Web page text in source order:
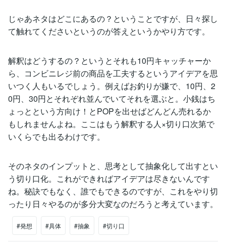
じゃあネタはどこにあるの？ということですが、日々探し
て触れてくださいというのが答えというかやり方です。
解釈はどうするの？というとそれも10円キャッチャーか
ら、コンビニレジ前の商品を工夫するというアイデアを思
いつく人もいるでしょう。例えばお釣りが嫌で、10円、2
0円、30円とそれぞれ並んでいてそれを選ぶと。小銭はち
ょっとという方向け！とPOPを出せばどんどん売れるか
もしれませんよね。ここはもう解釈する人×切り口次第で
いくらでも出るわけです。
そのネタのインプットと、思考として抽象化して出すとい
う切り口化。これができればアイデアは尽きないんです
ね。秘訣でもなく、誰でもできるのですが、これをやり切
ったり日々やるのが多分大変なのだろうと考えています。
#発想 #具体 #抽象 #切り口